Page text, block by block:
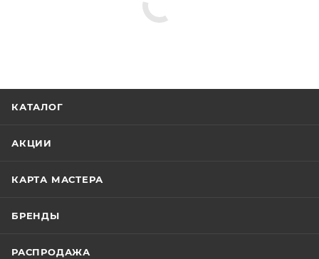
КАТАЛОГ
АКЦИИ
КАРТА МАСТЕРА
БРЕНДЫ
РАСПРОДАЖА